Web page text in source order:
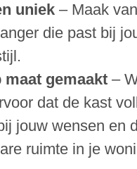
uniek – Maak
die past bij
maat gemaakt –
dat de kast
jouw wensen en
ruimte in je